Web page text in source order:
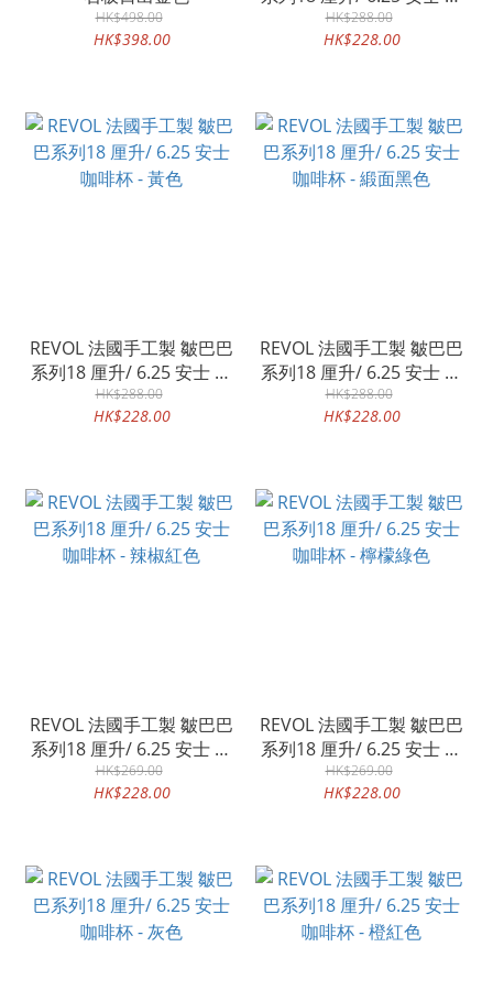
HK$498.00
HK$398.00
啡杯 - 白色
HK$288.00
HK$228.00
REVOL 法國手工製 皺巴巴
系列18 厘升/ 6.25 安士 咖
啡杯 - 黃色
HK$288.00
HK$228.00
REVOL 法國手工製 皺巴巴
系列18 厘升/ 6.25 安士 咖
啡杯 - 緞面黑色
HK$288.00
HK$228.00
REVOL 法國手工製 皺巴巴
系列18 厘升/ 6.25 安士 咖
啡杯 - 辣椒紅色
HK$269.00
HK$228.00
REVOL 法國手工製 皺巴巴
系列18 厘升/ 6.25 安士 咖
啡杯 - 檸檬綠色
HK$269.00
HK$228.00